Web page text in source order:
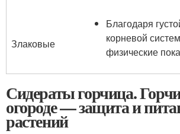
Злаковые
Благодаря
корневой
физические
Сидераты горчица.
огороде — защита и
растений